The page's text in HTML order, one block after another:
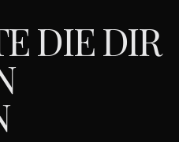
DIE DIR